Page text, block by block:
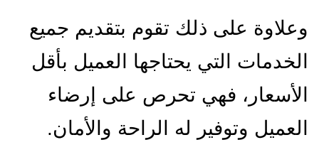
وعلاوة على ذلك تقوم بتقديم جميع
الخدمات التي يحتاجها العميل بأقل
الأسعار، فهي تحرص على إرضاء
العميل وتوفير له الراحة والأمان.